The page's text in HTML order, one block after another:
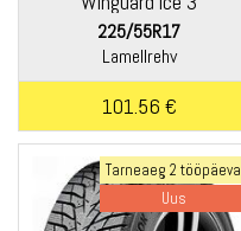
225/55R17
Lamellrehv
101.56 €
Tarneaeg 2 tööpäeva
Uus